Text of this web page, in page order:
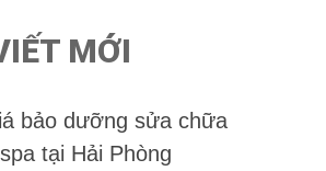
MỚI
bảo dưỡng sửa chữa
tại Hải Phòng